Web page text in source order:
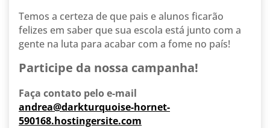
Temos a certeza de que pais e alunos ficarão
felizes em saber que sua escola está junto com a
gente na luta para acabar com a fome no país!
Participe da nossa campanha!
Faça contato pelo e-mail
andrea@darkturquoise-hornet-
590168.hostingersite.com